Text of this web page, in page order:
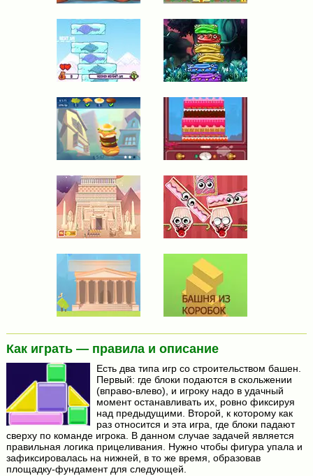
Как играть — правила и описание
Есть два типа игр со строительством башен.
Первый: где блоки подаются в скольжении
(вправо-влево), и игроку надо в удачный
момент останавливать их, ровно фиксируя
над предыдущими. Второй, к которому как
раз относится и эта игра, где блоки падают
сверху по команде игрока. В данном случае задачей является
правильная логика прицеливания. Нужно чтобы фигура упала и
зафиксировалась на нижней, в то же время, образовав
площадку-фундамент для следующей.